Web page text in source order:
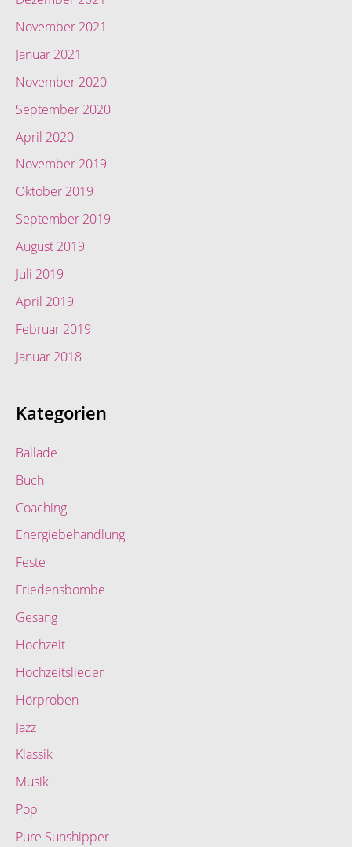
November 2021
Januar 2021
November 2020
September 2020
April 2020
November 2019
Oktober 2019
September 2019
August 2019
Juli 2019
April 2019
Februar 2019
Januar 2018
Kategorien
Ballade
Buch
Coaching
Energiebehandlung
Feste
Friedensbombe
Gesang
Hochzeit
Hochzeitslieder
Hörproben
Jazz
Klassik
Musik
Pop
Pure Sunshipper